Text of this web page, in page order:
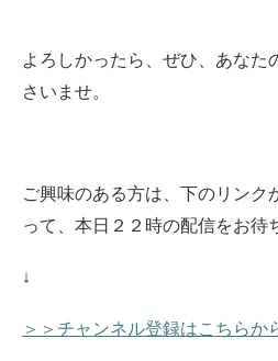
よろしかったら、ぜひ、あなた
さいませ。
ご興味のある方は、下のリンク
って、本日２２時の配信をお待
↓
＞＞チャンネル登録はこちらか